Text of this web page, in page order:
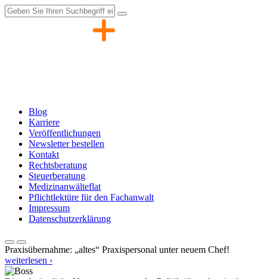
Zum
Inhalt
Blog
Karriere
Veröffentlichungen
Newsletter bestellen
Kontakt
Rechtsberatung
Steuerberatung
Medizinanwälteflat
Pflichtlektüre für den Fachanwalt
Impressum
Datenschutzerklärung
Praxisübernahme: „altes“ Praxispersonal unter neuem Chef!
weiterlesen ›